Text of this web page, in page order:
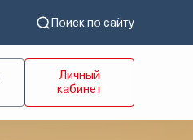
Поиск по сайту
Личный
кабинет